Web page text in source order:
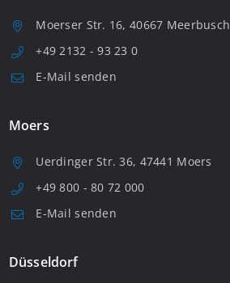
Moerser Str. 16, 40667 Meerbusch
+49 2132 - 93 23 0
E-Mail senden
Moers
Uerdinger Str. 36, 47441 Moers
+49 800 - 80 72 000
E-Mail senden
Düsseldorf